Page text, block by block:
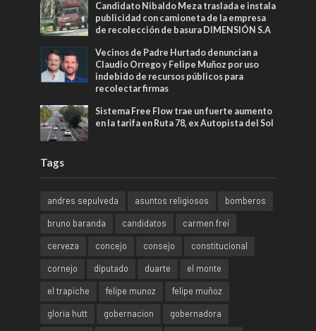
Candidato Nibaldo Meza traslada e instala
publicidad con camioneta de la empresa
de recolección de basura DIMENSIÓN S.A
Vecinos de Padre Hurtado denuncian a
Claudio Orrego y Felipe Muñoz por uso
indebido de recursos públicos para
recolectar firmas
Sistema Free Flow trae un fuerte aumento
en la tarifa en Ruta 78, ex Autopista del Sol
Tags
andres sepulveda asuntos religiosos
bomberos
bruno baranda
candidatos
carmen frei
cerveza
concejo consejo
constitucional
cornejo
diputado duarte
el monte
el trapiche
felipe munoz
felipe muñoz
gloria hutt
gobernacion
gobernadora